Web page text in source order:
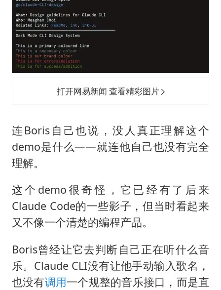
打开网易新闻 查看精彩图片
连Boris自己也说，没人真正理解这个
demo是什么——就连他自己也没有完全
理解。
这个demo很奇怪，它已经有了后来
Claude Code的一些影子，但当时看起来
又不像一个清楚的编程产品。
Boris曾经让它去判断自己正在听什么音
乐。Claude CLI没有让他手动输入歌名，
也没有调用一个规整的音乐接口，而是直